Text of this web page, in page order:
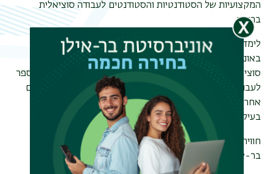
המקצועיות של הסטודנטיות והסטודנטים לעבודה סוציאלית
ברופין.
לימדתי במשך מספר שנים בבית הספר לעבודה סוציאלית
באוניברסיטת חיפה (לרבות בשלוחת מבח"ר ללימודי עבודה
סוציאלית בחברה החרדית), וכן שימשתי עמית הוראה בבית הספר
לעבודה סוציאלית בבר-אילן במסלול לתואר שני לבעלי תארים
אחרים (תוכנית ההשלמה) ובתוכנית לתואר הראשון. לימדתי
בעיקר קורסים קהילתיים, ארגוניים וניהוליים.
חווית הלימודים שלי בביה"ס לעבודה סוציאלית באוניברסיטת
בר-אילן - חוויה מדהימה ובלתי נשכחת!